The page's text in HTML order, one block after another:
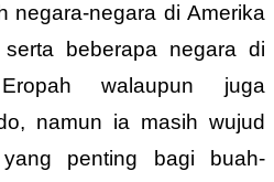
negara-negara di Amerika
beberapa negara di
walaupun juga
namun ia masih wujud
penting bagi buah-